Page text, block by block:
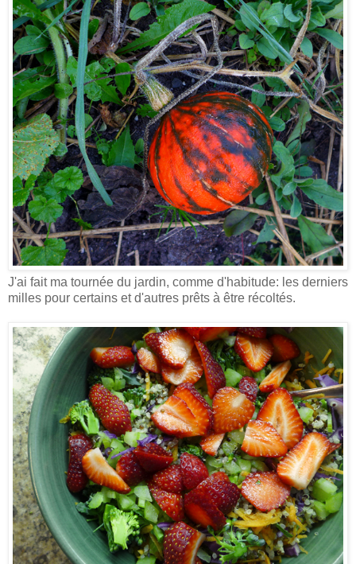
J'ai fait ma tournée du jardin, comme d'habitude: les derniers
milles pour certains et d'autres prêts à être récoltés.